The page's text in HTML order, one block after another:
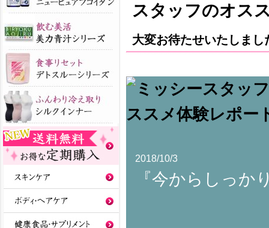
スタッフのオス
大変お待たせいたしま
2018/10/3
『今からしっか